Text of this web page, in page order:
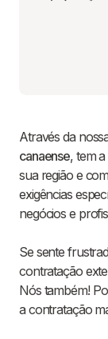
Através da
canaense, tem
sua região e com
exigências
negócios e
Se sente
contratação
Nós também!
a contratação